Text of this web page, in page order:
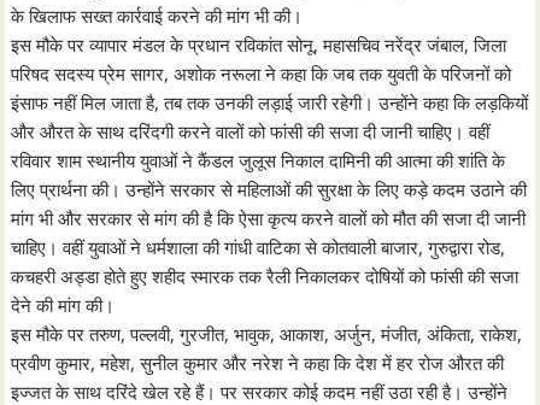
के खिलाफ सख्त कार्रवाई करने की मांग भी की।
इस मौके पर व्यापार मंडल के प्रधान रविकांत सोनू, महासचिव नरेंद्र जंबाल, जिला
परिषद सदस्य प्रेम सागर, अशोक नरूला ने कहा कि जब तक युवती के परिजनों को
इंसाफ नहीं मिल जाता है, तब तक उनकी लड़ाई जारी रहेगी। उन्होंने कहा कि लड़कियों
और औरत के साथ दरिंदगी करने वालों को फांसी की सजा दी जानी चाहिए। वहीं
रविवार शाम स्थानीय युवाओं ने कैंडल जुलूस निकाल दामिनी की आत्मा की शांति के
लिए प्रार्थना की। उन्होंने सरकार से महिलाओं की सुरक्षा के लिए कड़े कदम उठाने की
मांग भी और सरकार से मांग की है कि ऐसा कृत्य करने वालों को मौत की सजा दी जानी
चाहिए। वहीं युवाओं ने धर्मशाला की गांधी वाटिका से कोतवाली बाजार, गुरुद्वारा रोड,
कचहरी अड्डा होते हुए शहीद स्मारक तक रैली निकालकर दोषियों को फांसी की सजा
देने की मांग की।
इस मौके पर तरुण, पल्लवी, गुरजीत, भावुक, आकाश, अर्जुन, मंजीत, अंकिता, राकेश,
प्रवीण कुमार, महेश, सुनील कुमार और नरेश ने कहा कि देश में हर रोज औरत की
इज्जत के साथ दरिंदे खेल रहे हैं। पर सरकार कोई कदम नहीं उठा रही है। उन्होंने